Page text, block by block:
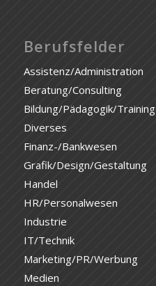
Berufsfelder
Assistenz/Administration
Beratung/Consulting
Bildung/Pädagogik/Training
Diverses
Finanz-/Bankwesen
Grafik/Design/Gestaltung
Handel
HR/Personalwesen
Industrie
IT/Technik
Marketing/PR/Werbung
Medien